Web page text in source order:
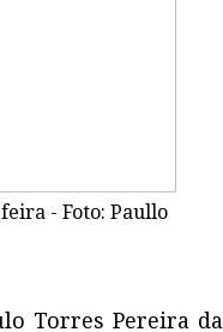
- Foto: Paullo
Torres Pereira da